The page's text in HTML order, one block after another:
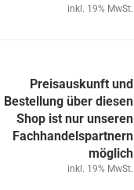
inkl. 19% MwSt.
Preisauskunft und
Bestellung über diesen
Shop ist nur unseren
Fachhandelspartnern
möglich
inkl. 19% MwSt.